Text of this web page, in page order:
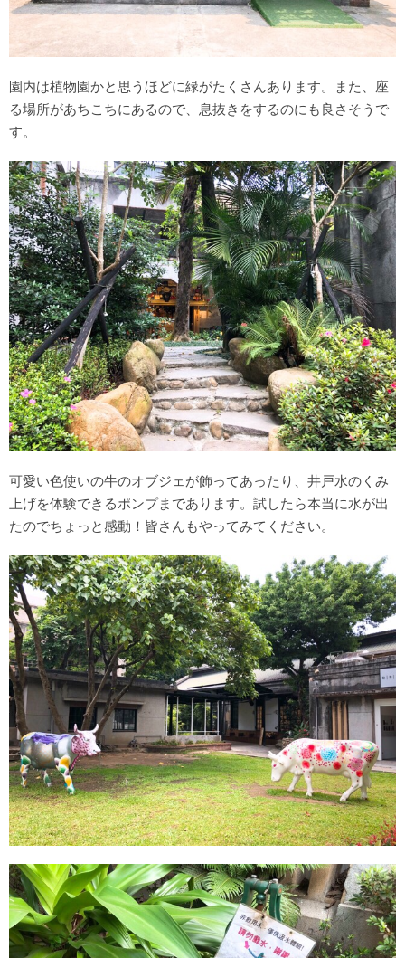
園内は植物園かと思うほどに緑がたくさんあります。また、座
る場所があちこちにあるので、息抜きをするのにも良さそうで
す。
可愛い色使いの牛のオブジェが飾ってあったり、井戸水のくみ
上げを体験できるポンプまであります。試したら本当に水が出
たのでちょっと感動！皆さんもやってみてください。